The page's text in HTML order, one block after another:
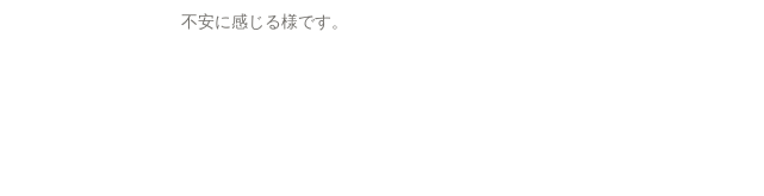
不安に感じる様です。